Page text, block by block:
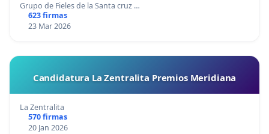
Grupo de Fieles de la Santa cruz …
623 firmas
23 Mar 2026
Candidatura La Zentralita Premios Meridiana
La Zentralita
570 firmas
20 Jan 2026